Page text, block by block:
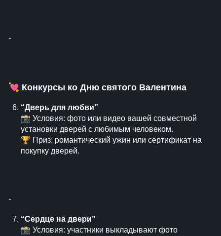
⁃
💘 Конкурсы ко Дню святого Валентина
“Дверь для любви”
📸 Условия: фото или видео вашей совместной
установки дверей с любимым человеком.
🏆 Приз: романтический ужин или сертификат на
покупку дверей.
⁃
“Сердце на двери”
📸 Условия: участники выкладывают фото